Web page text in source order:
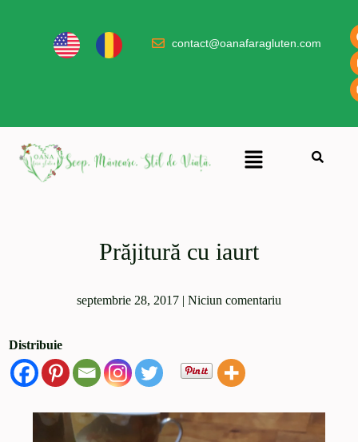
contact@oanafaragluten.com
Prăjitură cu iaurt
septembrie 28, 2017 | Niciun comentariu
Distribuie